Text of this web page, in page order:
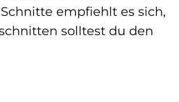
empfiehlt es sich,
solltest du den